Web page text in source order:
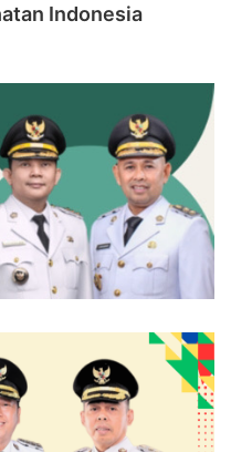
Indonesia